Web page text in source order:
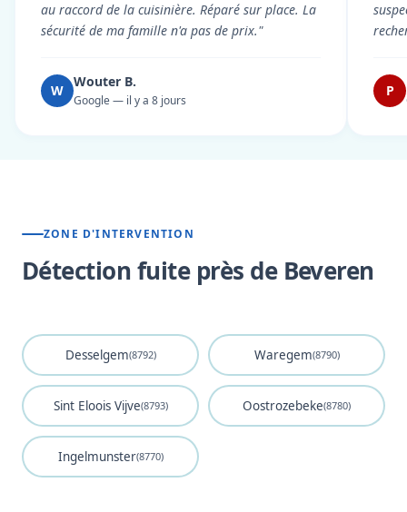
au raccord de la cuisinière. Réparé sur place. La
sécurité de ma famille n'a pas de prix."
W
Wouter B.
Google — il y a 8 jours
P
ZONE D'INTERVENTION
Détection fuite près de Beveren
Desselgem(8792) Waregem(8790)
Sint Eloois Vijve(8793) Oostrozebeke(8780)
Ingelmunster(8770)